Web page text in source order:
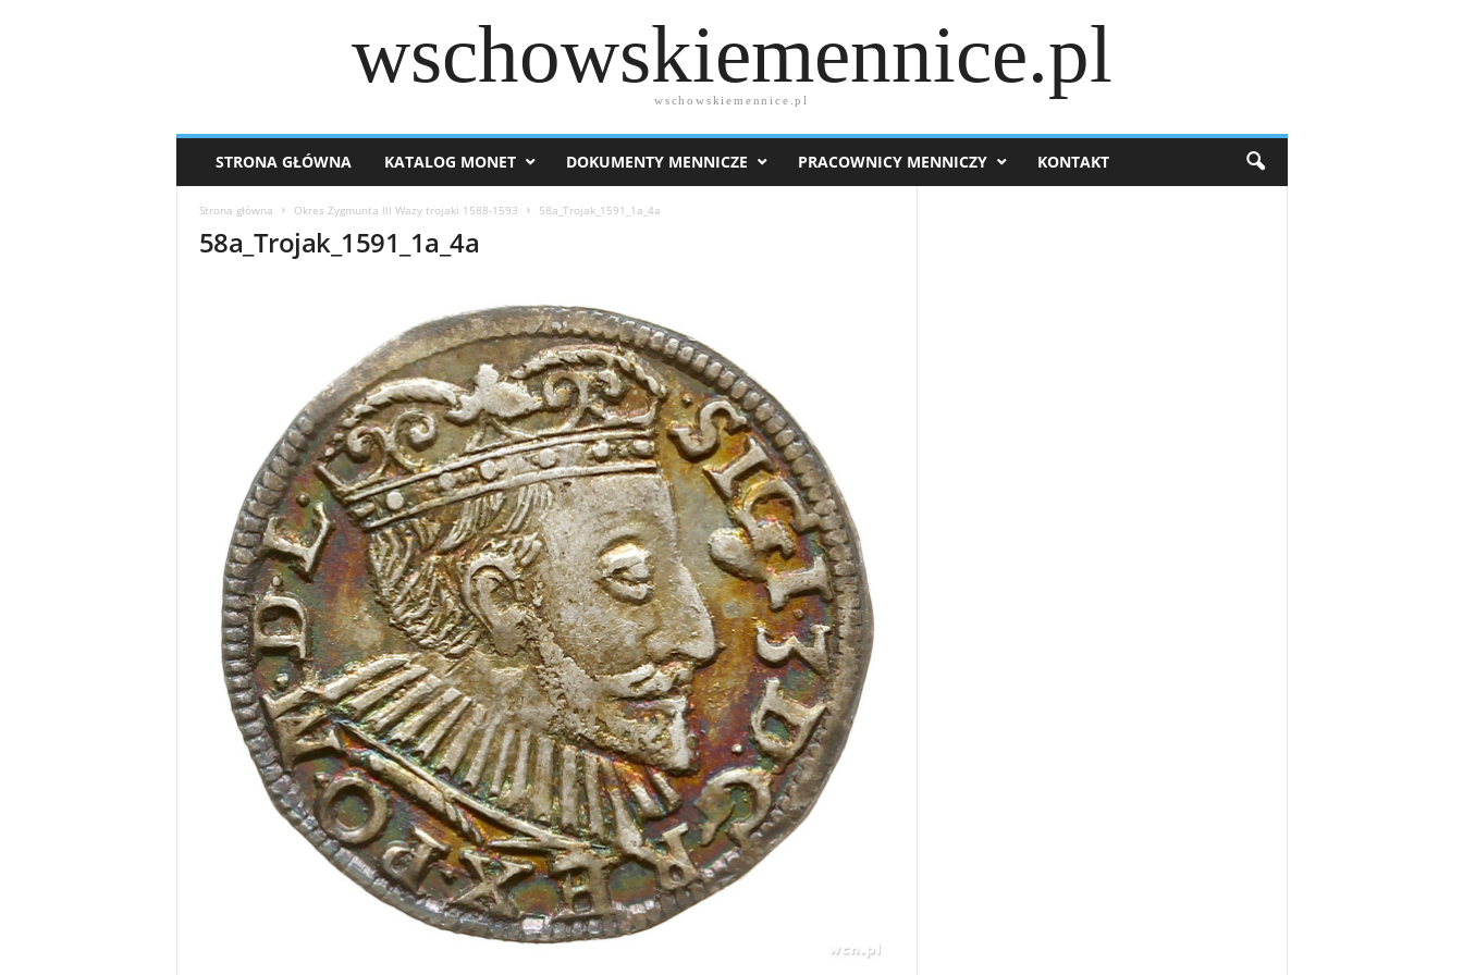
wschowskiemennice.pl
wschowskiemennice.pl
STRONA GŁÓWNA KATALOG MONET DOKUMENTY MENNICZE PRACOWNICY MENNICZY KONTAKT
Strona główna Okres Zygmunta lll Wazy trojaki 1588-1593 58a_Trojak_1591_1a_4a
58a_Trojak_1591_1a_4a